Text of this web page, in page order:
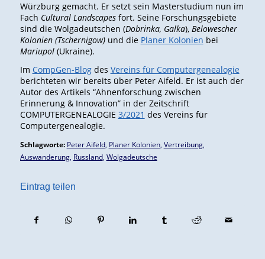
Würzburg gemacht. Er setzt sein Masterstudium nun im
Fach Cultural Landscapesfort. Seine Forschungsgebiete
sind die Wolgadeutschen (Dobrinka, Galka), Belowescher
Kolonien (Tschernigow) und die Planer Kolonien bei
Mariupol (Ukraine).
Im CompGen-Blogdes Vereins für Computergenealogie
berichteten wir bereits über Peter Aifeld. Er ist auch der
Autor des Artikels “Ahnenforschung zwischen
Erinnerung & Innovation” in der Zeitschrift
COMPUTERGENEALOGIE 3/2021 des Vereins für
Computergenealogie.
Schlagworte: Peter Aifeld, Planer Kolonien, Vertreibung,
Auswanderung, Russland, Wolgadeutsche
Eintrag teilen